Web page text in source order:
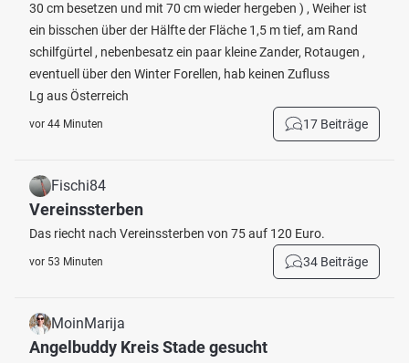
30 cm besetzen und mit 70 cm wieder hergeben ) , Weiher ist
ein bisschen über der Hälfte der Fläche 1,5 m tief, am Rand
schilfgürtel , nebenbesatz ein paar kleine Zander, Rotaugen ,
eventuell über den Winter Forellen, hab keinen Zufluss
Lg aus Österreich
vor 44 Minuten 17 Beiträge
Fischi84
Vereinssterben
Das riecht nach Vereinssterben von 75 auf 120 Euro.
vor 53 Minuten 34 Beiträge
MoinMarija
Angelbuddy Kreis Stade gesucht